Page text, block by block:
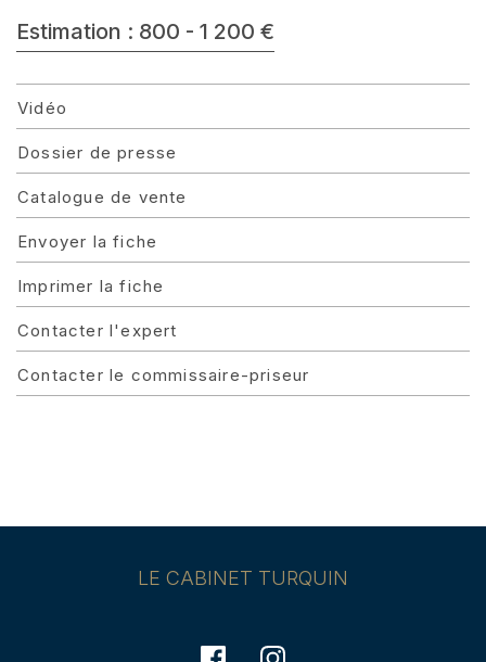
Estimation : 800 - 1 200 €
Vidéo
Dossier de presse
Catalogue de vente
Envoyer la fiche
Imprimer la fiche
Contacter l'expert
Contacter le commissaire-priseur
LE CABINET TURQUIN